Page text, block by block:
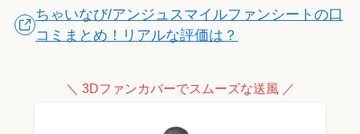
ちゃいなび/アンジュスマイルファンシートの口
コミまとめ！リアルな評価は？
＼ 3Dファンカバーでスムーズな送風 ／